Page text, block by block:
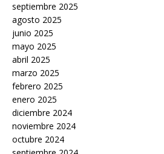
septiembre 2025
agosto 2025
junio 2025
mayo 2025
abril 2025
marzo 2025
febrero 2025
enero 2025
diciembre 2024
noviembre 2024
octubre 2024